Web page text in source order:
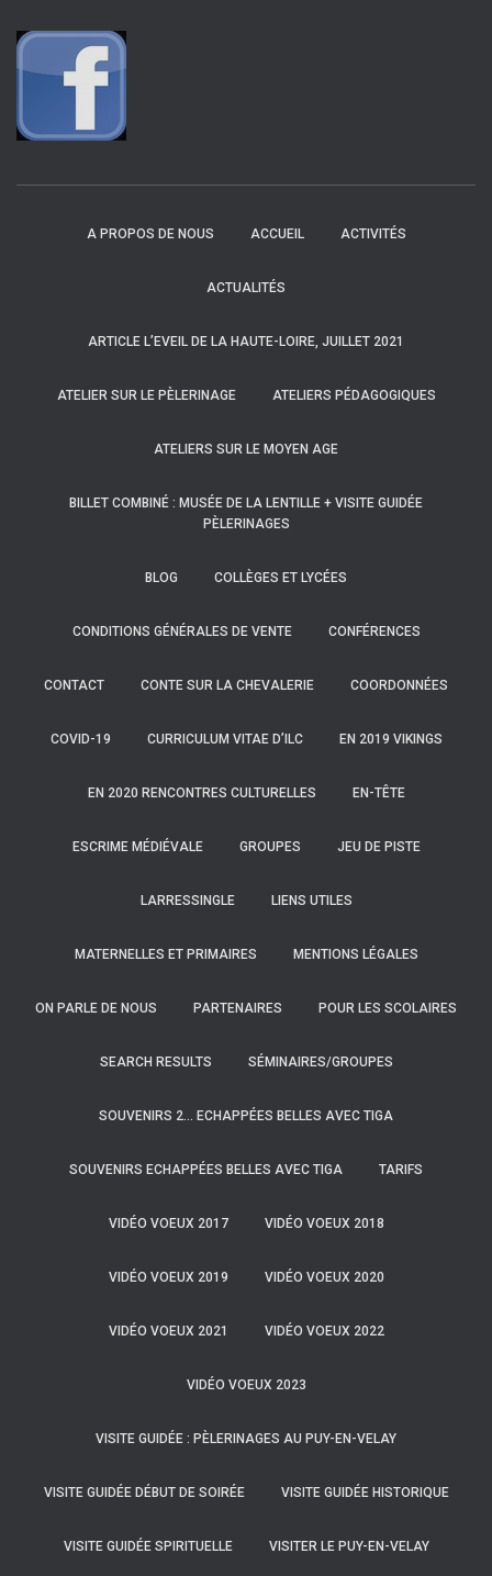
A PROPOS DE NOUS ACCUEIL ACTIVITÉS
ACTUALITÉS
ARTICLE L’EVEIL DE LA HAUTE-LOIRE, JUILLET 2021
ATELIER SUR LE PÈLERINAGE ATELIERS PÉDAGOGIQUES
ATELIERS SUR LE MOYEN AGE
BILLET COMBINÉ : MUSÉE DE LA LENTILLE + VISITE GUIDÉE
PÈLERINAGES
BLOG COLLÈGES ET LYCÉES
CONDITIONS GÉNÉRALES DE VENTE CONFÉRENCES
CONTACT CONTE SUR LA CHEVALERIE COORDONNÉES
COVID-19 CURRICULUM VITAE D’ILC EN 2019 VIKINGS
EN 2020 RENCONTRES CULTURELLES EN-TÊTE
ESCRIME MÉDIÉVALE GROUPES JEU DE PISTE
LARRESSINGLE LIENS UTILES
MATERNELLES ET PRIMAIRES MENTIONS LÉGALES
ON PARLE DE NOUS PARTENAIRES POUR LES SCOLAIRES
SEARCH RESULTS SÉMINAIRES/GROUPES
SOUVENIRS 2… ECHAPPÉES BELLES AVEC TIGA
SOUVENIRS ECHAPPÉES BELLES AVEC TIGA TARIFS
VIDÉO VOEUX 2017 VIDÉO VOEUX 2018
VIDÉO VOEUX 2019 VIDÉO VOEUX 2020
VIDÉO VOEUX 2021 VIDÉO VOEUX 2022
VIDÉO VOEUX 2023
VISITE GUIDÉE : PÈLERINAGES AU PUY-EN-VELAY
VISITE GUIDÉE DÉBUT DE SOIRÉE VISITE GUIDÉE HISTORIQUE
VISITE GUIDÉE SPIRITUELLE VISITER LE PUY-EN-VELAY